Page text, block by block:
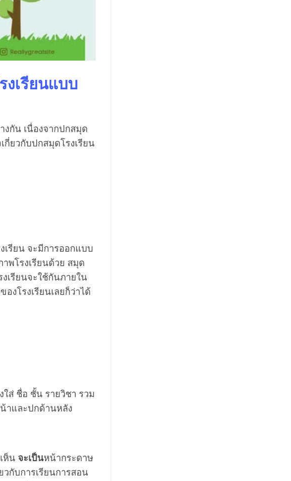
งเรียนแบบ
งกัน เนื่องจากปกสมุด
กี่ยวกับปกสมุดโรงเรียน
เรียน จะมีการออกแบบ
พโรงเรียนด้วย สมุด
เรียนจะใช้กันภายใน
งโรงเรียนเลยก็ว่าได้
ส่ ชื่อ ชั้น รายวิชา รวม
าและปกด้านหลัง
ห็น จะเป็นหน้ากระดาษ
กับการเรียนการสอน